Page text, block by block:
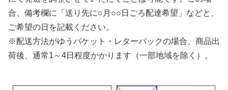
合、備考欄に「送り先に○月○○日ごろ配達希望」などと、
ご希望の日を記載ください。
※配送方法がゆうパケット・レターパックの場合、商品出
荷後、通常1～4日程度かかります（一部地域を除く）。